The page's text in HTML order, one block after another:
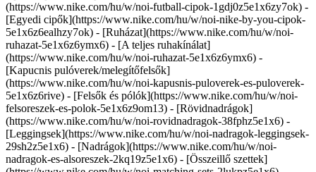
(https://www.nike.com/hu/w/noi-futball-cipok-1gdj0z5e1x6zy7ok) -
[Egyedi cipők](https://www.nike.com/hu/w/noi-nike-by-you-cipok-
5e1x6z6ealhzy7ok) - [Ruházat](https://www.nike.com/hu/w/noi-
ruhazat-5e1x6z6ymx6) - [A teljes ruhakínálat]
(https://www.nike.com/hu/w/noi-ruhazat-5e1x6z6ymx6) -
[Kapucnis pulóverek/melegítőfelsők]
(https://www.nike.com/hu/w/noi-kapusnis-puloverek-es-puloverek-
5e1x6z6rive) - [Felsők és pólók](https://www.nike.com/hu/w/noi-
felsoreszek-es-polok-5e1x6z9om13) - [Rövidnadrágok]
(https://www.nike.com/hu/w/noi-rovidnadragok-38fphz5e1x6) -
[Leggingsek](https://www.nike.com/hu/w/noi-nadragok-leggingsek-
29sh2z5e1x6) - [Nadrágok](https://www.nike.com/hu/w/noi-
nadragok-es-alsoreszek-2kq19z5e1x6) - [Összeillő szettek]